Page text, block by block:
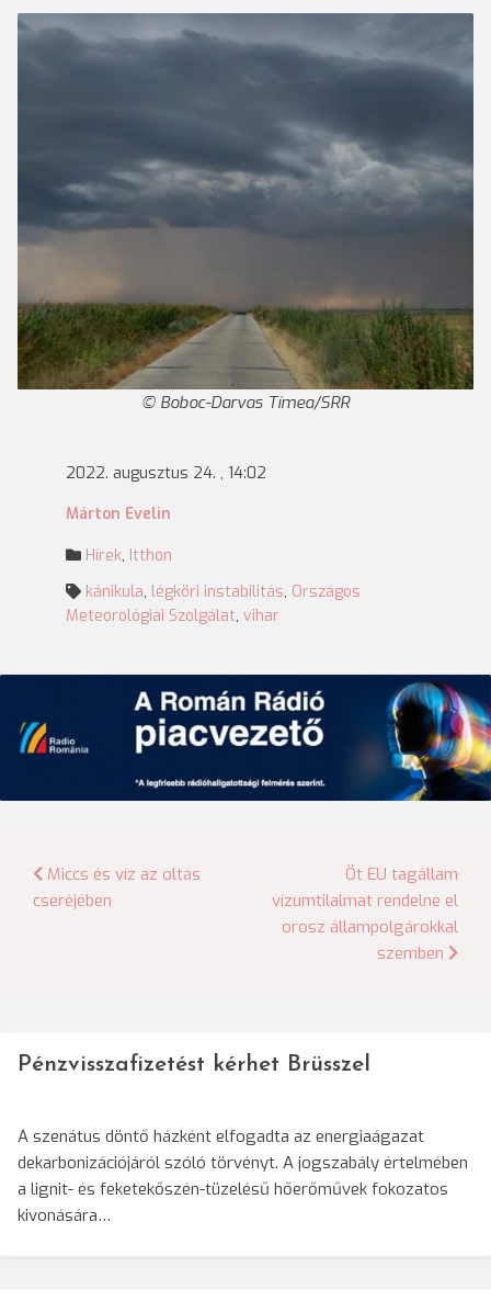
Boboc-Darvas Tímea/SRR
2022. augusztus 24. , 14:02
Márton Evelin
Hírek, Itthon
kánikula, légköri instabilitás, Országos
Meteorológiai Szolgálat, vihar
Bejegyzés
navigáció
Miccs és víz az oltás
cseréjében
Öt EU tagállam
vízumtilalmat rendelne el
orosz állampolgárokkal
szemben
Pénzvisszafizetést kérhet Brüsszel
A szenátus döntő házként elfogadta az energiaágazat
dekarbonizációjáról szóló törvényt. A jogszabály értelmében
a lignit- és feketekőszén-tüzelésű hőerőművek fokozatos
kivonására…